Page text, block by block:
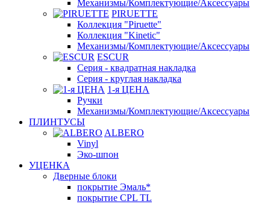
Механизмы/Комплектующие/Аксессуары
PIRUETTE
Коллекция "Piruette"
Коллекция "Kinetic"
Механизмы/Комплектующие/Аксессуары
ESCUR
Серия - квадратная накладка
Серия - круглая накладка
1-я ЦЕНА
Ручки
Механизмы/Комплектующие/Аксессуары
ПЛИНТУСЫ
ALBERO
Vinyl
Эко-шпон
УЦЕНКА
Дверные блоки
покрытие Эмаль*
покрытие CPL TL